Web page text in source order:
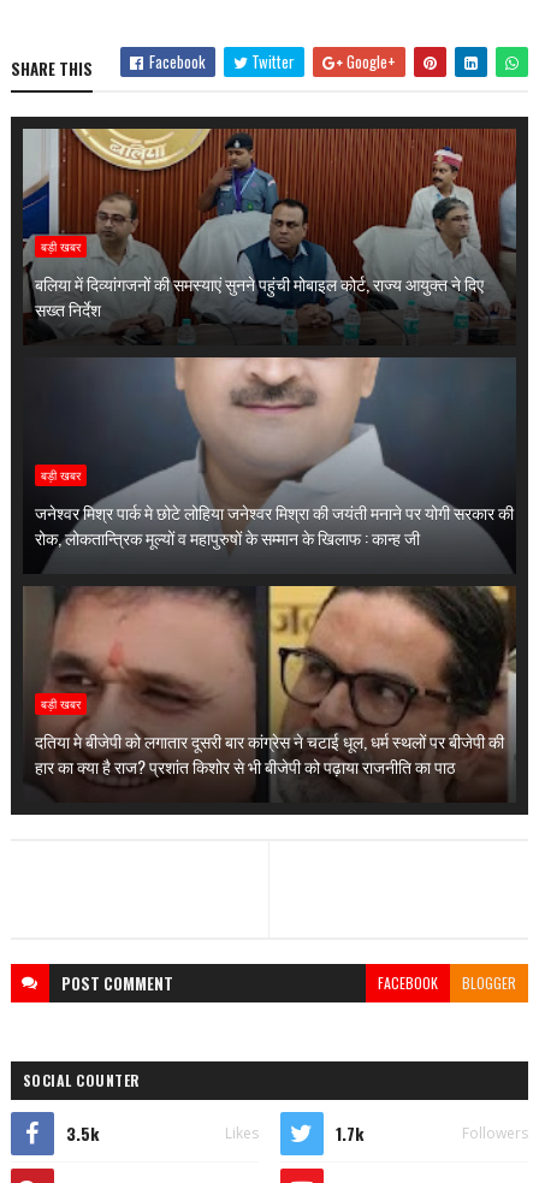
SHARE THIS Facebook Twitter Google+
बड़ी खबर
बलिया में दिव्यांगजनों की समस्याएं सुनने पहुंची मोबाइल कोर्ट, राज्य आयुक्त ने दिए
सख्त निर्देश
बड़ी खबर
जनेश्वर मिश्र पार्क मे छोटे लोहिया जनेश्वर मिश्रा की जयंती मनाने पर योगी सरकार की
रोक, लोकतान्त्रिक मूल्यों व महापुरुषों के सम्मान के खिलाफ : कान्ह जी
बड़ी खबर
दतिया मे बीजेपी को लगातार दूसरी बार कांग्रेस ने चटाई धूल, धर्म स्थलों पर बीजेपी की
हार का क्या है राज? प्रशांत किशोर से भी बीजेपी को पढ़ाया राजनीति का पाठ
POST COMMENT FACEBOOK BLOGGER
SOCIAL COUNTER
3.5k Likes 1.7k Followers